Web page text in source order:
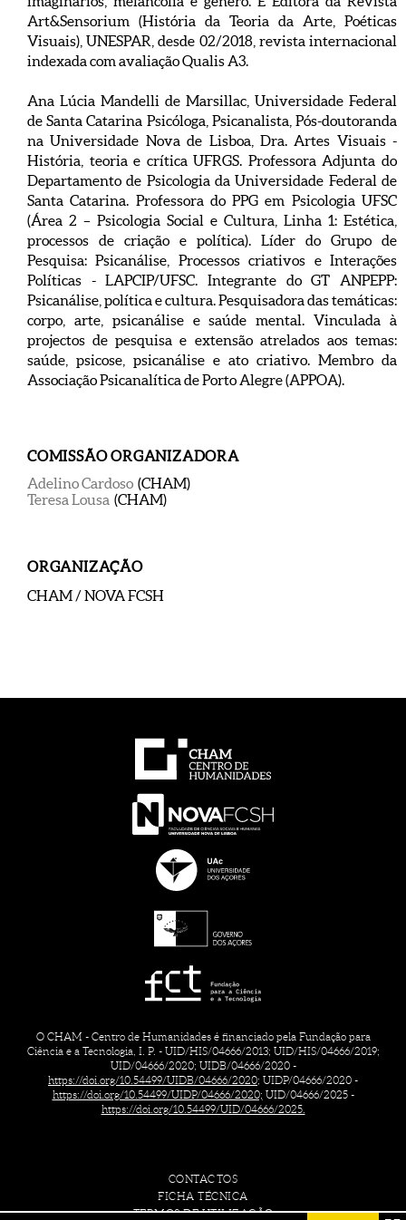
Art&Sensorium (História da Teoria da Arte, Poéticas
Visuais), UNESPAR, desde 02/2018, revista internacional
indexada com avaliação Qualis A3.
Ana Lúcia Mandelli de Marsillac, Universidade Federal
de Santa Catarina Psicóloga, Psicanalista, Pós-doutoranda
na Universidade Nova de Lisboa, Dra. Artes Visuais -
História, teoria e crítica UFRGS. Professora Adjunta do
Departamento de Psicologia da Universidade Federal de
Santa Catarina. Professora do PPG em Psicologia UFSC
(Área 2 – Psicologia Social e Cultura, Linha 1: Estética,
processos de criação e política). Líder do Grupo de
Pesquisa: Psicanálise, Processos criativos e Interações
Políticas - LAPCIP/UFSC. Integrante do GT ANPEPP:
Psicanálise, política e cultura. Pesquisadora das temáticas:
corpo, arte, psicanálise e saúde mental. Vinculada à
projectos de pesquisa e extensão atrelados aos temas:
saúde, psicose, psicanálise e ato criativo. Membro da
Associação Psicanalítica de Porto Alegre (APPOA).
COMISSÃO ORGANIZADORA
Adelino Cardoso (CHAM)
Teresa Lousa (CHAM)
ORGANIZAÇÃO
CHAM / NOVA FCSH
O CHAM - Centro de Humanidades é financiado pela Fundação para
Ciência e a Tecnologia, I. P. - UID/HIS/04666/2013; UID/HIS/04666/2019;
UID/04666/2020; UIDB/04666/2020 -
https://doi.org/10.54499/UIDB/04666/2020; UIDP/04666/2020 -
https://doi.org/10.54499/UIDP/04666/2020; UID/04666/2025 -
https://doi.org/10.54499/UID/04666/2025.
CONTACTOS
FICHA TÉCNICA
TERMOS DE UTILIZAÇÃO